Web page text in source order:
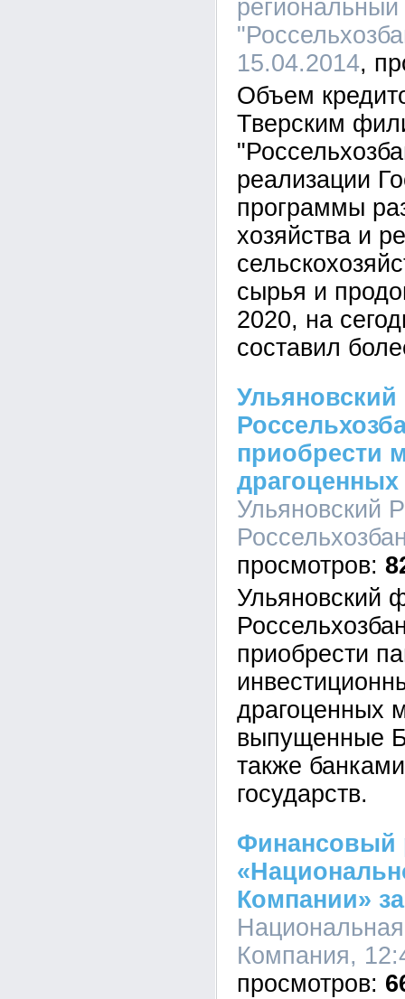
15.04.2014
Объем
Тверским
реализации
программы
хозяйства и
сырья и
2020, на
составил
приобрести
Ульяновский
Ульяновский
приобрести
драгоценных
выпущенные
также
государств.
Финансовый
Компании»
Компания,